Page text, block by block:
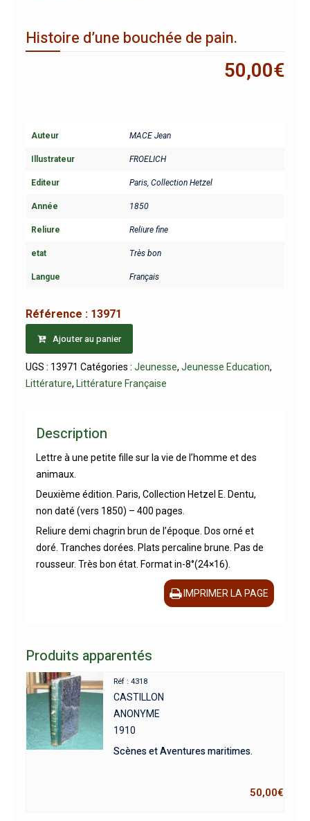
Histoire d’une bouchée de pain.
50,00€
Auteur MACE Jean
Illustrateur FROELICH
Editeur Paris, Collection Hetzel
Année 1850
Reliure Reliure fine
etat Très bon
Langue Français
Référence : 13971
Ajouter au panier
UGS : 13971 Catégories : Jeunesse, Jeunesse Education,
Littérature, Littérature Française
Description
Lettre à une petite fille sur la vie de l’homme et des
animaux.
Deuxième édition. Paris, Collection Hetzel E. Dentu,
non daté (vers 1850) – 400 pages.
Reliure demi chagrin brun de l’époque. Dos orné et
doré. Tranches dorées. Plats percaline brune. Pas de
rousseur. Très bon état. Format in-8°(24×16).
IMPRIMER LA PAGE
Produits apparentés
Réf : 4318
CASTILLON
ANONYME
1910
Scènes et Aventures maritimes.
50,00€